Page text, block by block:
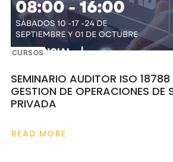
CURSOS
SEMINARIO AUDITOR ISO 18788
GESTION DE OPERACIONES DE
PRIVADA
READ MORE
ABOUT